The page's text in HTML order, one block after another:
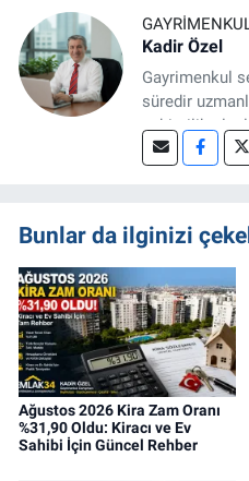
Kadir Özel
Gayrimenkul
süredir
şehircilik
sahip, dijital
projeleri
dosyalar
Bunlar da ilginizi
Ağustos 2026 Kira Zam Oranı
%31,90 Oldu: Kiracı ve Ev
Sahibi İçin Güncel Rehber